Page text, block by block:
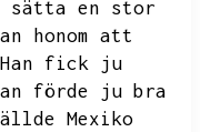
sätta en stor
honom att
Han fick ju
förde ju bra
Mexiko